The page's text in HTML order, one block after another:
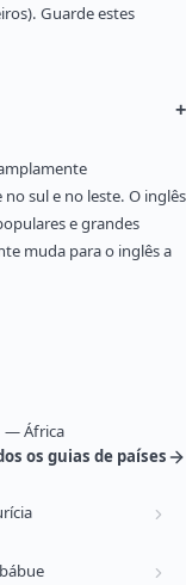
Guarde estes
+
sul e no leste. O inglês
e grandes
muda para o inglês a
— África
os guias de países